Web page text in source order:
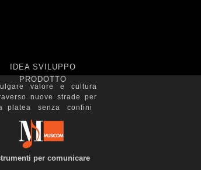
IDEA SVILUPPO
PRODOTTO
valore e cultura
nuove strade per
platea senza confini
per comunicare